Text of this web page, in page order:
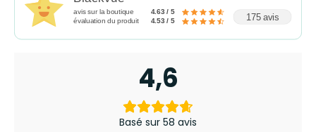
avis sur la boutique
4.63 / 5
évaluation du produit
4.53 / 5 175 avis
4,6
Basé sur 58 avis